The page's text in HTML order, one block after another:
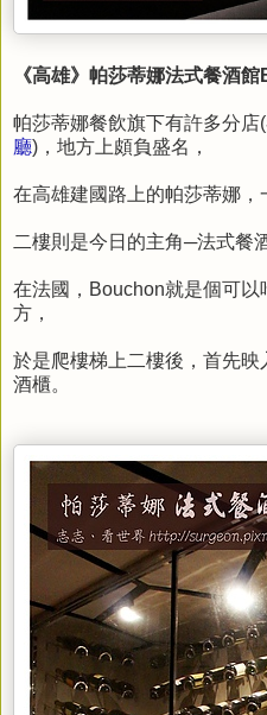
《高雄》帕莎蒂娜法式餐酒
帕莎蒂娜餐飲旗下有許多分店(
廳)，地方上頗負盛名，
在高雄建國路上的帕莎蒂娜，
二樓則是今日的主角─法式餐
在法國，Bouchon就是個可
方，
於是爬樓梯上二樓後，首先
酒櫃。